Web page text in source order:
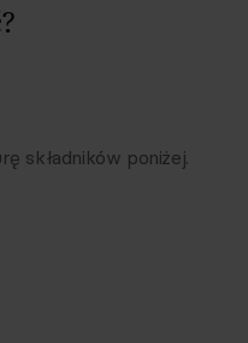
składników poniżej.
i wagami